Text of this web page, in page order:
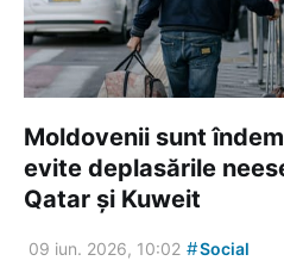
Moldovenii sunt
evite deplasările
Qatar și Kuweit
09 iun. 2026, 10:02 #Social